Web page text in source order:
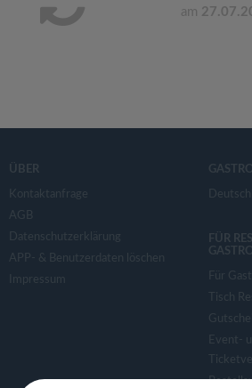
am
ÜBER
Kontaktanfrage
AGB
Datenschutzerklärung
APP- & Benutzerdaten löschen
Impressum
FÜR
Für
Tisch
Event-